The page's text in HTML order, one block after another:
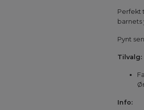
Perfekt
Pynt
Tilvalg:
Info: